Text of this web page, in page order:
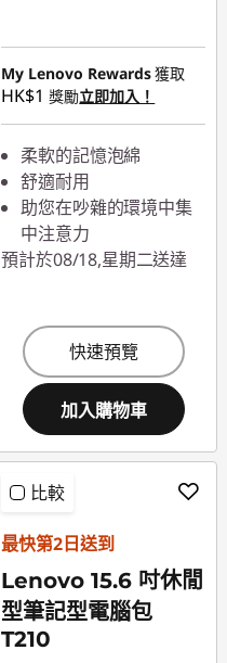
My Lenovo Rewards獲取
HK$1 獎勵立即加入！
柔軟的記憶泡綿
舒適耐用
助您在吵雜的環境中集
中注意力
預計於08/18,星期二送達
快速預覽
加入購物車
比較
最快第2日送到
Lenovo 15.6 吋休閒
型筆記型電腦包
T210